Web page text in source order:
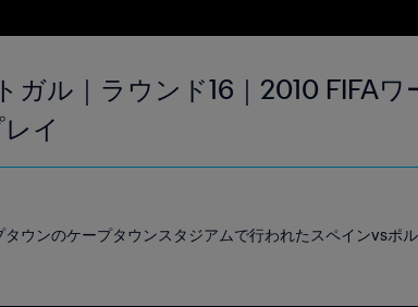
ガル｜ラウンド16｜2010 FIFA
イ
ウンのケープタウンスタジアムで行われたスペインvsポ